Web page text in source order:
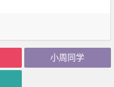
小周同学